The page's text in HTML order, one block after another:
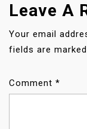
T
I
O
Leave A
Your email
fields are marked
Comment *